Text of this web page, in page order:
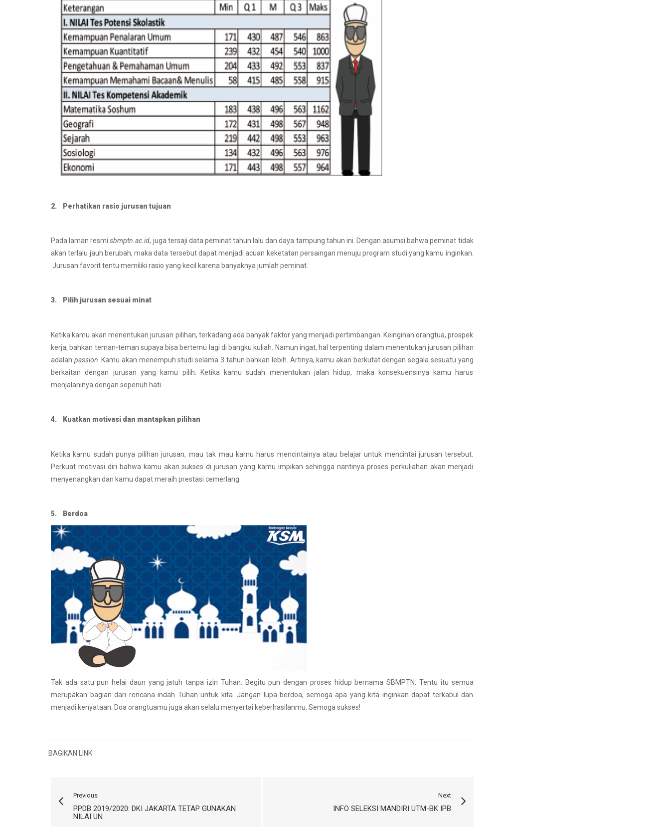
2. Perhatikan rasio jurusan tujuan
Pada laman resmisbmptn.ac.id, juga tersaji data peminat tahun lalu dan daya tampung tahun ini. Dengan asumsi bahwa peminat tidak
akan terlalu jauh berubah, maka data tersebut dapat menjadi acuan keketatan persaingan menuju program studi yang kamu inginkan.
Jurusan favorit tentu memiliki rasio yang kecil karena banyaknya jumlah peminat.
3. Pilih jurusan sesuai minat
Ketika kamu akan menentukan jurusan pilihan, terkadang ada banyak faktor yang menjadi pertimbangan. Keinginan orangtua, prospek
kerja, bahkan teman-teman supaya bisa bertemu lagi di bangku kuliah. Namun ingat, hal terpenting dalam menentukan jurusan pilihan
adalah passion . Kamu akan menempuh studi selama 3 tahun bahkan lebih. Artinya, kamu akan berkutat dengan segala sesuatu yang
berkaitan dengan jurusan yang kamu pilih. Ketika kamu sudah menentukan jalan hidup, maka konsekuensinya kamu harus
menjalaninya dengan sepenuh hati.
4. Kuatkan motivasi dan mantapkan pilihan
Ketika kamu sudah punya pilihan jurusan, mau tak mau kamu harus mencintainya atau belajar untuk mencintai jurusan tersebut.
Perkuat motivasi diri bahwa kamu akan sukses di jurusan yang kamu impikan sehingga nantinya proses perkuliahan akan menjadi
menyenangkan dan kamu dapat meraih prestasi cemerlang.
5. Berdoa
Tak ada satu pun helai daun yang jatuh tanpa izin Tuhan. Begitu pun dengan proses hidup bernama SBMPTN. Tentu itu semua
merupakan bagian dari rencana indah Tuhan untuk kita. Jangan lupa berdoa, semoga apa yang kita inginkan dapat terkabul dan
menjadi kenyataan. Doa orangtuamu juga akan selalu menyertai keberhasilanmu. Semoga sukses!
BAGIKAN LINK
Previous
PPDB 2019/2020: DKI JAKARTA TETAP GUNAKAN
NILAI UN
Next
INFO SELEKSI MANDIRI UTM-BK IPB